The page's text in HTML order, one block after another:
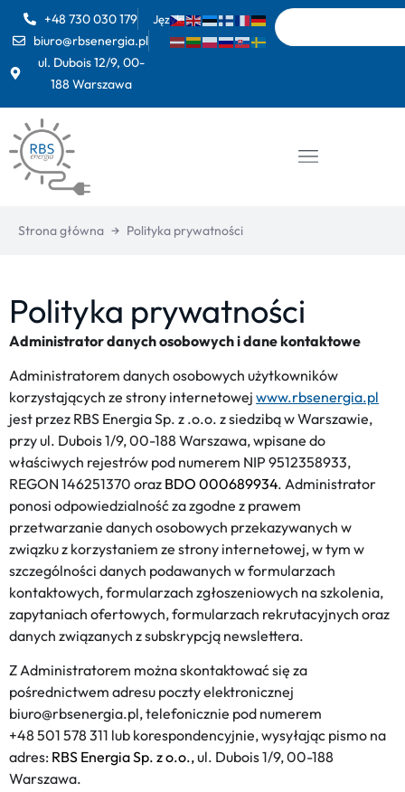
+48 730 030 179
biuro@rbsenergia.pl
ul. Dubois 12/9, 00-
188 Warszawa
Język:
Strona główna → Polityka prywatności
Polityka prywatności
Administrator danych osobowych i dane kontaktowe
Administratorem danych osobowych użytkowników
korzystających ze strony internetowej www.rbsenergia.pl
jest przez RBS Energia Sp. z .o.o. z siedzibą w Warszawie,
przy ul. Dubois 1/9, 00-188 Warszawa, wpisane do
właściwych rejestrów pod numerem NIP 9512358933,
REGON 146251370 oraz BDO 000689934. Administrator
ponosi odpowiedzialność za zgodne z prawem
przetwarzanie danych osobowych przekazywanych w
związku z korzystaniem ze strony internetowej, w tym w
szczególności danych podawanych w formularzach
kontaktowych, formularzach zgłoszeniowych na szkolenia,
zapytaniach ofertowych, formularzach rekrutacyjnych oraz
danych związanych z subskrypcją newslettera.
Z Administratorem można skontaktować się za
pośrednictwem adresu poczty elektronicznej
biuro@rbsenergia.pl, telefonicznie pod numerem
+48 501 578 311 lub korespondencyjnie, wysyłając pismo na
adres: RBS Energia Sp. z o.o.,ul. Dubois 1/9, 00-188
Warszawa.